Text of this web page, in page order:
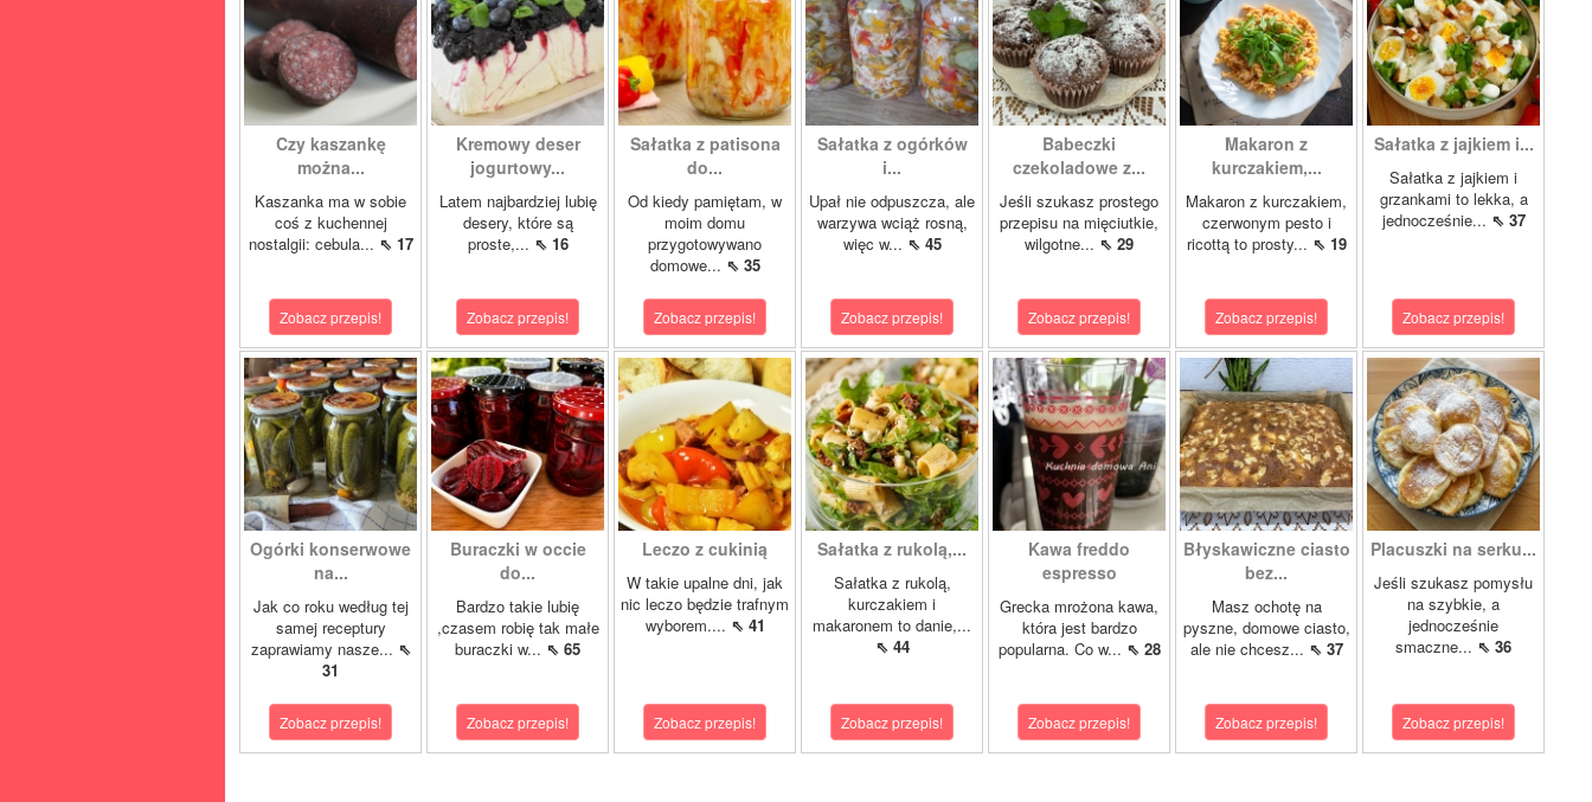
Czy kaszankę
można...
Kaszanka ma w sobie
coś z kuchennej
nostalgii: cebula... ⇖ 17
Zobacz przepis!
Kremowy deser
jogurtowy...
Latem najbardziej lubię
desery, które są
proste,... ⇖ 16
Zobacz przepis!
Sałatka z patisona
do...
Od kiedy pamiętam, w
moim domu
przygotowywano
domowe... ⇖ 35
Zobacz przepis!
Sałatka z ogórków
i...
Upał nie odpuszcza, ale
warzywa wciąż rosną,
więc w... ⇖ 45
Zobacz przepis!
Babeczki
czekoladowe z...
Jeśli szukasz prostego
przepisu na mięciutkie,
wilgotne... ⇖ 29
Zobacz przepis!
Makaron z
kurczakiem,...
Makaron z kurczakiem,
czerwonym pesto i
ricottą to prosty... ⇖ 19
Zobacz przepis!
Sałatka z jajkiem i...
Sałatka z jajkiem i
grzankami to lekka, a
jednocześnie... ⇖ 37
Zobacz przepis!
Ogórki konserwowe
na...
Jak co roku według tej
samej receptury
zaprawiamy nasze... ⇖
31
Zobacz przepis!
Buraczki w occie
do...
Bardzo takie lubię
,czasem robię tak małe
buraczki w... ⇖ 65
Zobacz przepis!
Leczo z cukinią
W takie upalne dni, jak
nic leczo będzie trafnym
wyborem.... ⇖ 41
Zobacz przepis!
Sałatka z rukolą,...
Sałatka z rukolą,
kurczakiem i
makaronem to danie,...
⇖ 44
Zobacz przepis!
Kawa freddo
espresso
Grecka mrożona kawa,
która jest bardzo
popularna. Co w... ⇖ 28
Zobacz przepis!
Błyskawiczne ciasto
bez...
Masz ochotę na
pyszne, domowe ciasto,
ale nie chcesz... ⇖ 37
Zobacz przepis!
Placuszki na serku...
Jeśli szukasz pomysłu
na szybkie, a
jednocześnie
smaczne... ⇖ 36
Zobacz przepis!